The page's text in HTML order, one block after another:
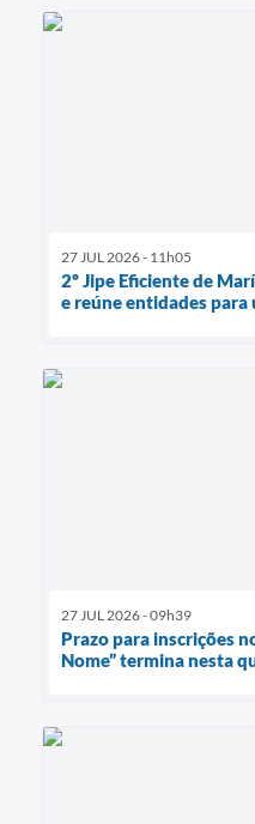
27 JUL 2026 - 11h05
2º Jipe Eficiente de
e reúne entidades
27 JUL 2026 - 09h39
Prazo para inscrições
Nome” termina nesta